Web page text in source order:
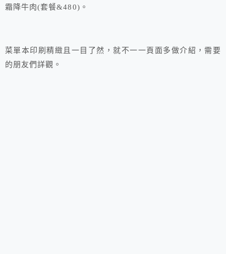
霜降牛肉(套餐&480)。
菜單本印刷精緻且一目了然，就不一一頁面多做介紹，需要
的朋友們詳觀。